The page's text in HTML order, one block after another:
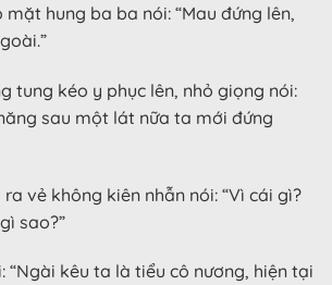
mặt hung ba ba nói: “Mau đứng lên,
tung kéo y phục lên, nhỏ giọng nói:
sau một lát nữa ta mới đứng
vẻ không kiên nhẫn nói: “Vì cái gì?
sao?”
“Ngài kêu ta là tiểu cô nương, hiện tại